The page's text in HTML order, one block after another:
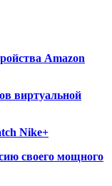
Amazon
виртуальной
Nike+
своего мощного